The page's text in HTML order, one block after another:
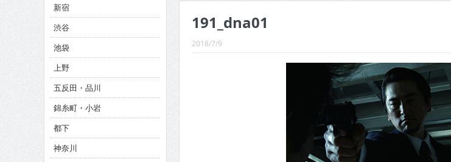
CINEMA×STYLE 290号
CINEMA×STYLE 289号
CINEMA×STYLE 288号
CINEMA×STYLE 286号
CINEMA×STYLE 285号
CINEMA×STYLE 294号
191_dna01
2018/7/9
新宿
渋谷
池袋
上野
五反田・品川
錦糸町・小岩
都下
神奈川